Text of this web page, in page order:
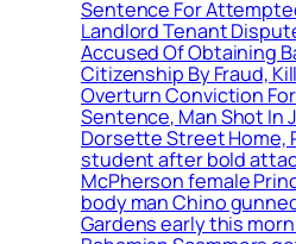
Sentence For
Landlord Tenant
Accused Of Obtaining
Citizenship By Fraud,
Overturn Conviction
Sentence, Man Shot In
Dorsette Street Home,
student after bold
McPherson female
body man Chino
Gardens early this